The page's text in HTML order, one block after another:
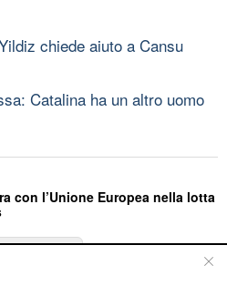
chiede aiuto a Cansu
Catalina ha un altro uomo
con l’Unione Europea nella lotta